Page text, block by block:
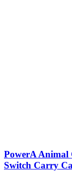
PowerA Animal
Switch Carry